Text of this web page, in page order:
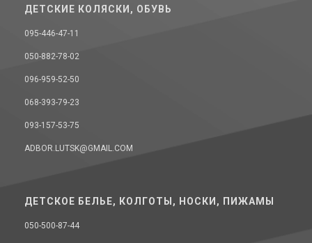
ДЕТСКИЕ КОЛЯСКИ, ОБУВЬ
095-446-47-11
050-882-78-02
096-959-52-50
068-393-79-23
093-157-53-75
ADBOR.LUTSK@GMAIL.COM
ДЕТСКОЕ БЕЛЬЕ, КОЛГОТЫ, НОСКИ, ПИЖАМЫ
050-500-87-44